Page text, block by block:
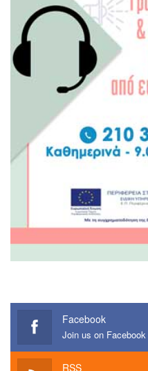
Facebook
Join us on Facebook
RSS